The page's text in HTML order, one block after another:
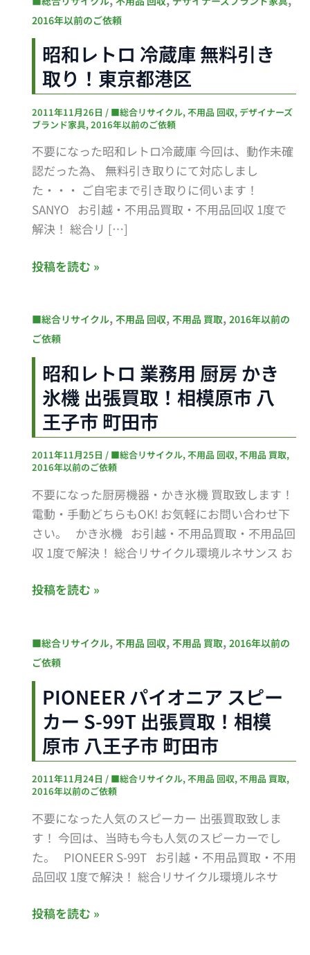
2016年以前のご依頼
昭和レトロ 冷蔵庫 無料引き
取り！東京都港区
2011年11月26日 / ■総合リサイクル, 不用品 回収, デザイナーズ
ブランド家具, 2016年以前のご依頼
不要になった昭和レトロ冷蔵庫 今回は、動作未確
認だった為、 無料引き取りにて対応しまし
た・・・ ご自宅まで引き取りに伺います！
SANYO お引越・不用品買取・不用品回収 1度で
解決！ 総合リ […]
和
レ
冷
蔵
庫
無
料
引
き
取
東
港
区
投稿を読む »
■総合リサイクル, 不用品 回収, 不用品 買取, 2016年以前の
ご依頼
昭和レトロ 業務用 厨房 かき
氷機 出張買取！相模原市 八
王子市 町田市
2011年11月25日 / ■総合リサイクル,不用品 回収,不用品 買取,
2016年以前のご依頼
不要になった厨房機器・かき氷機 買取致します！
電動・手動どちらもOK! お気軽にお問い合わせ下
さい。 かき氷機 お引越・不用品買取・不用品回
収 1度で解決！ 総合リサイクル環境ルネサンス お
昭
和
レ
務
用
厨
房
か
き
氷
出
取！
相
模
王
子
町
田
市
投稿を読む »
■総合リサイクル, 不用品 回収, 不用品 買取, 2016年以前の
ご依頼
PIONEER パイオニア スピー
カー S-99T 出張買取！相模
原市 八王子市 町田市
2011年11月24日 / ■総合リサイクル,不用品 回収,不用品 買取,
2016年以前のご依頼
不要になった人気のスピーカー 出張買取致しま
す！ 今回は、当時も今も人気のスピーカーでし
た。 PIONEER S-99T お引越・不用品買取・不用
品回収 1度で解決！ 総合リサイクル環境ルネサ
PIONEER
パ
イ
ス
ピ
ー
カ
ー
S-
99T
張
投稿を読む »